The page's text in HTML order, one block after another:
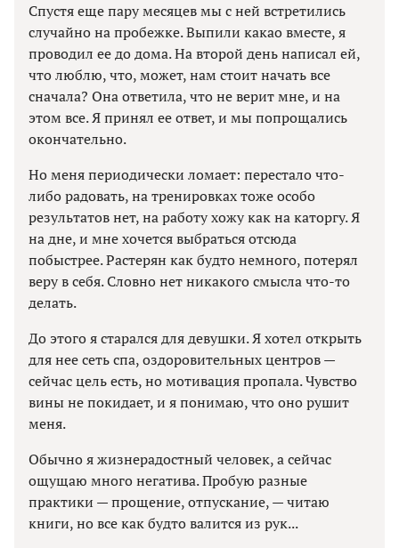
Спустя еще пару месяцев мы с ней встретились
случайно на пробежке. Выпили какао вместе, я
проводил ее до дома. На второй день написал ей,
что люблю, что, может, нам стоит начать все
сначала? Она ответила, что не верит мне, и на
этом все. Я принял ее ответ, и мы попрощались
окончательно.
Но меня периодически ломает: перестало что-
либо радовать, на тренировках тоже особо
результатов нет, на работу хожу как на каторгу. Я
на дне, и мне хочется выбраться отсюда
побыстрее. Растерян как будто немного, потерял
веру в себя. Словно нет никакого смысла что-то
делать.
До этого я старался для девушки. Я хотел открыть
для нее сеть спа, оздоровительных центров —
сейчас цель есть, но мотивация пропала. Чувство
вины не покидает, и я понимаю, что оно рушит
меня.
Обычно я жизнерадостный человек, а сейчас
ощущаю много негатива. Пробую разные
практики — прощение, отпускание, — читаю
книги, но все как будто валится из рук...